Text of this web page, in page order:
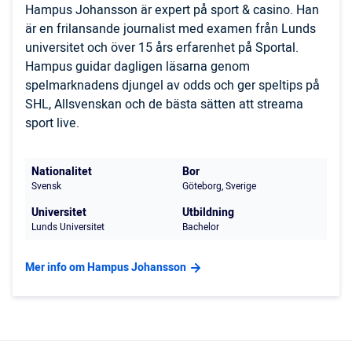
Hampus Johansson är expert på sport & casino. Han
är en frilansande journalist med examen från Lunds
universitet och över 15 års erfarenhet på Sportal.
Hampus guidar dagligen läsarna genom
spelmarknadens djungel av odds och ger speltips på
SHL, Allsvenskan och de bästa sätten att streama
sport live.
Nationalitet
Svensk
Bor
Göteborg, Sverige
Universitet
Lunds Universitet
Utbildning
Bachelor
Mer info om Hampus Johansson